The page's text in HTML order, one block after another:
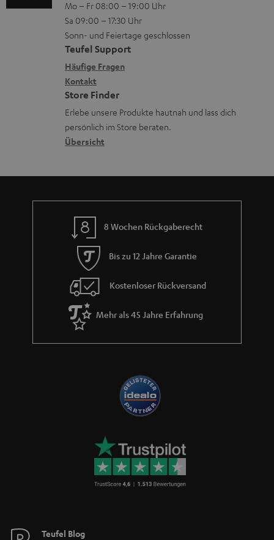
o
n
e
n
z
u
r
G
r
a
-
L
e
x
i
k
o
n
n
t
a
k
t
d
a
t
n
Mo – Fr 08:00 – 19:00 Uhr
Sa 09:00 – 17:30 Uhr
Sonn- und Feiertage geschlossen
Teufel Support
Häufige Fragen
Kontakt
Store Finder
Erlebe unsere Produkte hautnah und lass dich
persönlich im Store beraten.
Übersicht
8 Wochen Rückgaberecht
Bis zu 12 Jahre Garantie
Kostenloser Rückversand
Mehr als 45 Jahre Erfahrung
Teufel Blog